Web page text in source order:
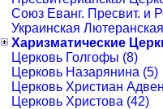
Союз Еванг. Пресвит. и
Украинская
Харизматические
Церковь Голгофы (8)
Церковь Назарянина (5)
Церковь Христиан
Церковь Христова (42)